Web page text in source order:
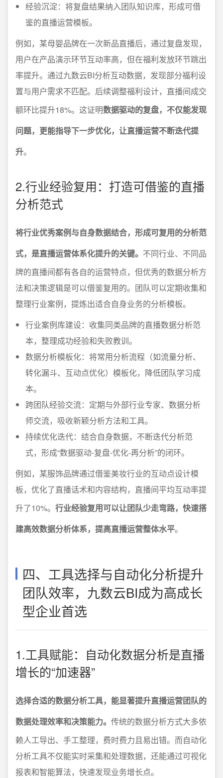
经验沉淀：将复盘结果纳入团队知识库，形成可借
鉴的直播运营模板。
例如，某母婴品牌在一次新品直播后，通过复盘发现，
用户在产品演示环节互动率高，但在福利发放环节跳出
率提升。通过九数云BI分析互动数据，发现部分福利设
置与用户需求不匹配。后续调整福利设计，直播间成交
额环比提升18%。这证明数据驱动的复盘，不仅能发现
问题，更能指导下一步优化，让直播运营不断迭代提
升。
2.行业经验复用：打造可借鉴的直播
分析范式
将行业优秀案例与自身数据结合，形成可复用的分析范
式，是直播运营体系化提升的关键。 不同行业、不同品
牌的直播间都有各自的运营特点，但优秀的数据分析方
法和决策逻辑是可以借鉴复用的。团队可以定期收集和
整理行业案例，提炼出适合自身业务的分析模板。
行业案例库建设：收集同类品牌的直播数据分析范
本，整理成功经验和失败教训。
数据分析模板化：将常用分析流程（如流量分析、
转化漏斗、互动点优化）模板化，降低团队学习成
本。
跨团队经验交流：定期与外部行业专家、数据分析
师交流，吸收新颖分析方法和工具。
持续优化迭代：结合自身数据，不断迭代分析范
式，形成“数据驱动-复盘-优化-再分析”的闭环。
例如，某服饰品牌通过借鉴美妆行业的互动点设计模
板，优化了直播话术和内容结构，直播间平均互动率提
升了10%。 行业经验复用可以让团队少走弯路，快速搭
建高效数据分析体系，提高直播运营整体水平。
四、工具选择与自动化分析提升
团队效率，九数云BI成为高成长
型企业首选
1.工具赋能：自动化数据分析是直播
增长的“加速器”
选择合适的数据分析工具，能显著提升直播运营团队的
数据处理效率和决策能力。 传统的数据分析方式大多依
赖人工导出、手工整理，费时费力且易出错。而自动化
分析工具不仅能实时采集和处理数据，还能通过可视化
报表和智能算法，快速发现业务增长点。